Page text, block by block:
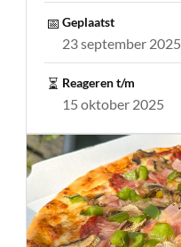
📅 Geplaatst
23 september 2025
⏳ Reageren t/m
15 oktober 2025